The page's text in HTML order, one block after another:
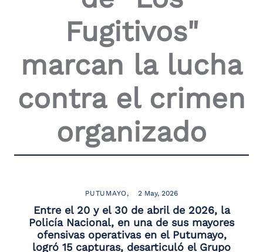
Fugitivos"
marcan la lucha
contra el crimen
organizado
PUTUMAYO 2 May, 2026
Entre el 20 y el 30 de abril de 2026, la
Policía Nacional, en una de sus mayores
ofensivas operativas en el Putumayo,
logró 15 capturas, desarticuló el Grupo